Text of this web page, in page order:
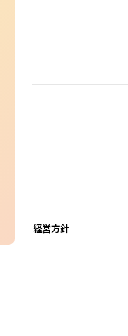
経営方針